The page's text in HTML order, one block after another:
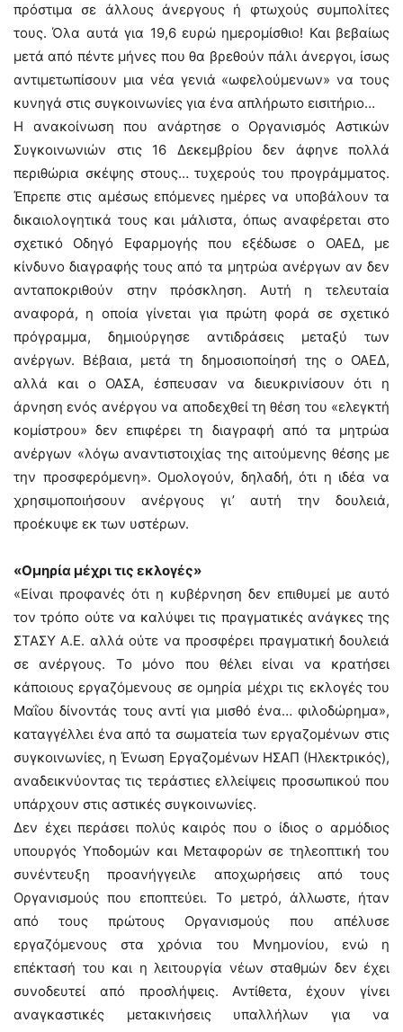
πρόστιμα σε άλλους άνεργους ή φτωχούς συμπολίτες
τους. Όλα αυτά για 19,6 ευρώ ημερομίσθιο! Και βεβαίως
μετά από πέντε μήνες που θα βρεθούν πάλι άνεργοι, ίσως
αντιμετωπίσουν μια νέα γενιά «ωφελούμενων» να τους
κυνηγά στις συγκοινωνίες για ένα απλήρωτο εισιτήριο…
Η ανακοίνωση που ανάρτησε ο Οργανισμός Αστικών
Συγκοινωνιών στις 16 Δεκεμβρίου δεν άφηνε πολλά
περιθώρια σκέψης στους… τυχερούς του προγράμματος.
Έπρεπε στις αμέσως επόμενες ημέρες να υποβάλουν τα
δικαιολογητικά τους και μάλιστα, όπως αναφέρεται στο
σχετικό Οδηγό Εφαρμογής που εξέδωσε ο ΟΑΕΔ, με
κίνδυνο διαγραφής τους από τα μητρώα ανέργων αν δεν
ανταποκριθούν στην πρόσκληση. Αυτή η τελευταία
αναφορά, η οποία γίνεται για πρώτη φορά σε σχετικό
πρόγραμμα, δημιούργησε αντιδράσεις μεταξύ των
ανέργων. Βέβαια, μετά τη δημοσιοποίησή της ο ΟΑΕΔ,
αλλά και ο ΟΑΣΑ, έσπευσαν να διευκρινίσουν ότι η
άρνηση ενός ανέργου να αποδεχθεί τη θέση του «ελεγκτή
κομίστρου» δεν επιφέρει τη διαγραφή από τα μητρώα
ανέργων «λόγω αναντιστοιχίας της αιτούμενης θέσης με
την προσφερόμενη». Ομολογούν, δηλαδή, ότι η ιδέα να
χρησιμοποιήσουν ανέργους γι’ αυτή την δουλειά,
προέκυψε εκ των υστέρων.
«Ομηρία μέχρι τις εκλογές»
«Είναι προφανές ότι η κυβέρνηση δεν επιθυμεί με αυτό
τον τρόπο ούτε να καλύψει τις πραγματικές ανάγκες της
ΣΤΑΣΥ Α.Ε. αλλά ούτε να προσφέρει πραγματική δουλειά
σε ανέργους. Το μόνο που θέλει είναι να κρατήσει
κάποιους εργαζόμενους σε ομηρία μέχρι τις εκλογές του
Μαΐου δίνοντάς τους αντί για μισθό ένα… φιλοδώρημα»,
καταγγέλλει ένα από τα σωματεία των εργαζομένων στις
συγκοινωνίες, η Ένωση Εργαζομένων ΗΣΑΠ (Ηλεκτρικός),
αναδεικνύοντας τις τεράστιες ελλείψεις προσωπικού που
υπάρχουν στις αστικές συγκοινωνίες.
Δεν έχει περάσει πολύς καιρός που ο ίδιος ο αρμόδιος
υπουργός Υποδομών και Μεταφορών σε τηλεοπτική του
συνέντευξη προανήγγειλε αποχωρήσεις από τους
Οργανισμούς που εποπτεύει. Το μετρό, άλλωστε, ήταν
από τους πρώτους Οργανισμούς που απέλυσε
εργαζόμενους στα χρόνια του Μνημονίου, ενώ η
επέκτασή του και η λειτουργία νέων σταθμών δεν έχει
συνοδευτεί από προσλήψεις. Αντίθετα, έχουν γίνει
αναγκαστικές μετακινήσεις υπαλλήλων για να